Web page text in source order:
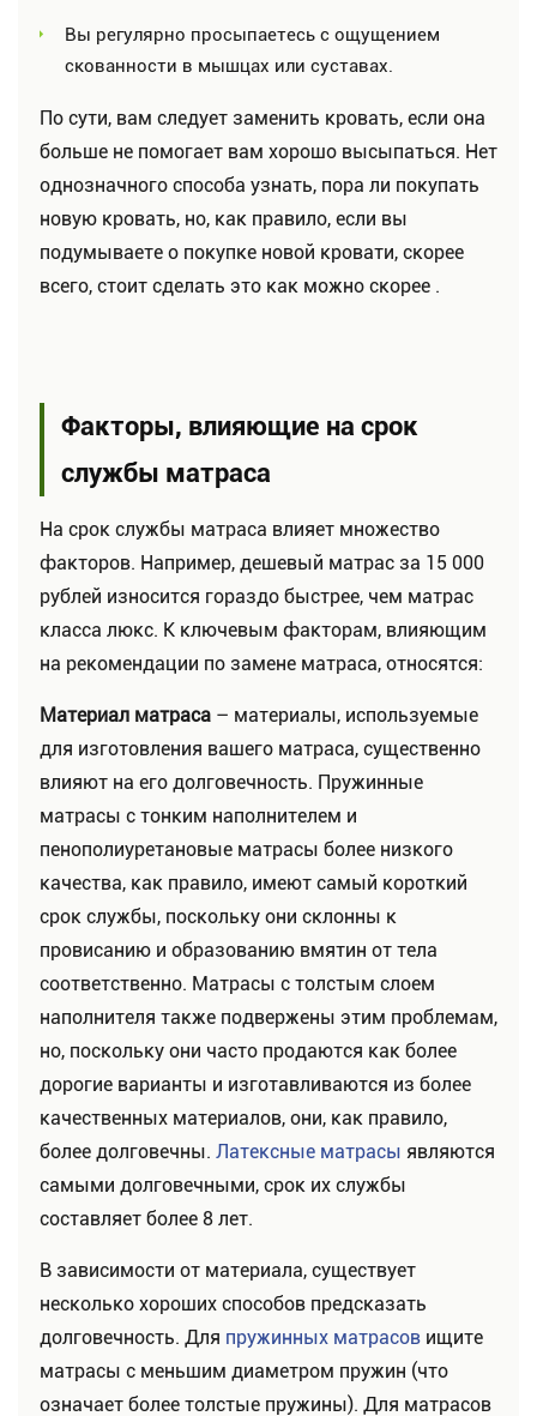
Вы регулярно просыпаетесь с ощущением
скованности в мышцах или суставах.
По сути, вам следует заменить кровать, если она
больше не помогает вам хорошо высыпаться. Нет
однозначного способа узнать, пора ли покупать
новую кровать, но, как правило, если вы
подумываете о покупке новой кровати, скорее
всего, стоит сделать это как можно скорее .
Факторы, влияющие на срок
службы матраса
На срок службы матраса влияет множество
факторов. Например, дешевый матрас за 15 000
рублей износится гораздо быстрее, чем матрас
класса люкс. К ключевым факторам, влияющим
на рекомендации по замене матраса, относятся:
Материал матраса – материалы, используемые
для изготовления вашего матраса, существенно
влияют на его долговечность. Пружинные
матрасы с тонким наполнителем и
пенополиуретановые матрасы более низкого
качества, как правило, имеют самый короткий
срок службы, поскольку они склонны к
провисанию и образованию вмятин от тела
соответственно. Матрасы с толстым слоем
наполнителя также подвержены этим проблемам,
но, поскольку они часто продаются как более
дорогие варианты и изготавливаются из более
качественных материалов, они, как правило,
более долговечны. Латексные матрасы являются
самыми долговечными, срок их службы
составляет более 8 лет.
В зависимости от материала, существует
несколько хороших способов предсказать
долговечность. Для пружинных матрасов ищите
матрасы с меньшим диаметром пружин (что
означает более толстые пружины). Для матрасов